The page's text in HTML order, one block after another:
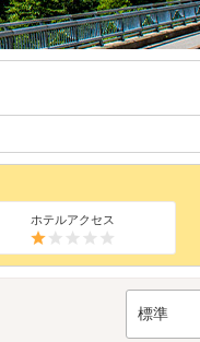
ホテルアクセス
標準